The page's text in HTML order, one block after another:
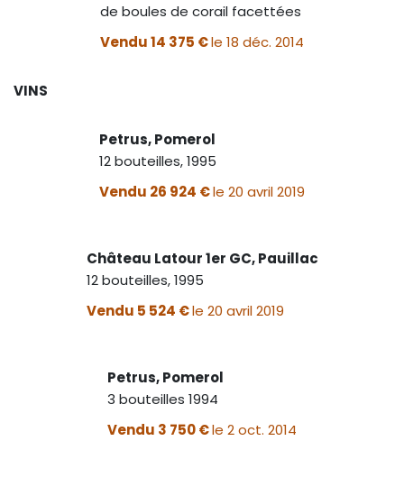
de boules de corail facettées
Vendu 14 375 €le 18 déc. 2014
VINS
Petrus, Pomerol
12 bouteilles, 1995
Vendu 26 924 €le 20 avril 2019
Château Latour 1er GC, Pauillac
12 bouteilles, 1995
Vendu 5 524 €le 20 avril 2019
Petrus, Pomerol
3 bouteilles 1994
Vendu 3 750 €le 2 oct. 2014